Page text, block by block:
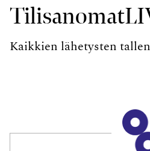
Kaikkien lähetysten